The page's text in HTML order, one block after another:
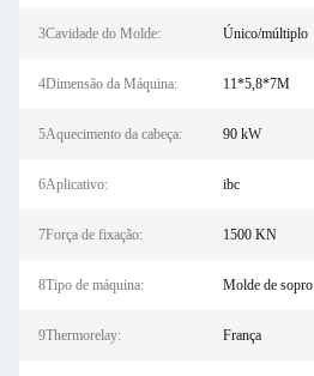
3Cavidade do Molde: Único/múltiplo
4Dimensão da Máquina: 11*5,8*7M
5Aquecimento da cabeça: 90 kW
6Aplicativo: ibc
7Força de fixação: 1500 KN
8Tipo de máquina: Molde de sopro
9Thermorelay: França